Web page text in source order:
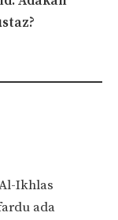
Ikhlas
ada